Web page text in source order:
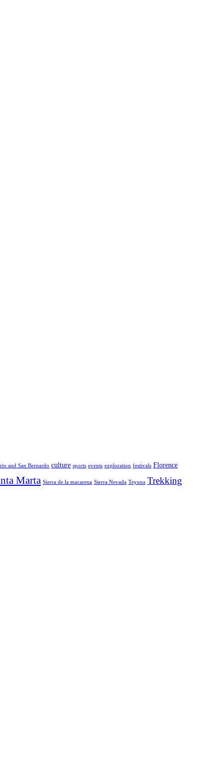
and San Bernardo culture sports events exploration festivals Florence
Marta Sierra de la macarena Sierra Nevada Teyuna Trekking